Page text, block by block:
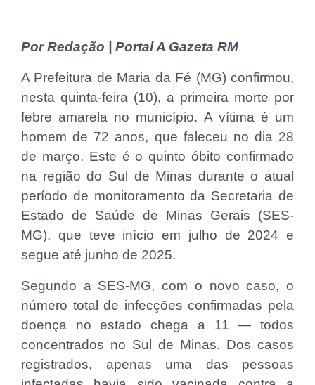
Por Redação | Portal A Gazeta RM
A Prefeitura de Maria da Fé (MG) confirmou,
nesta quinta-feira (10), a primeira morte por
febre amarela no município. A vítima é um
homem de 72 anos, que faleceu no dia 28
de março. Este é o quinto óbito confirmado
na região do Sul de Minas durante o atual
período de monitoramento da Secretaria de
Estado de Saúde de Minas Gerais (SES-
MG), que teve início em julho de 2024 e
segue até junho de 2025.
Segundo a SES-MG, com o novo caso, o
número total de infecções confirmadas pela
doença no estado chega a 11 — todos
concentrados no Sul de Minas. Dos casos
registrados, apenas uma das pessoas